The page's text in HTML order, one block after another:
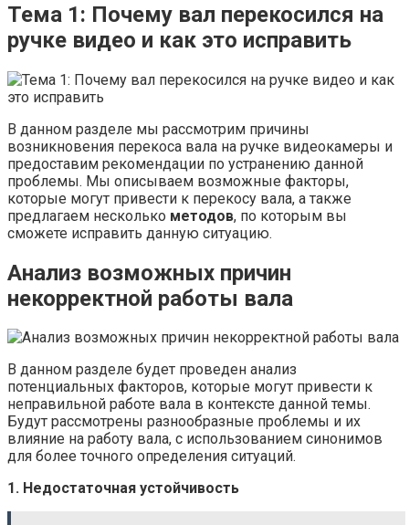
Тема 1: Почему вал перекосился на
ручке видео и как это исправить
В данном разделе мы рассмотрим причины
возникновения перекоса вала на ручке видеокамеры и
предоставим рекомендации по устранению данной
проблемы. Мы описываем возможные факторы,
которые могут привести к перекосу вала, а также
предлагаем несколько методов, по которым вы
сможете исправить данную ситуацию.
Анализ возможных причин
некорректной работы вала
В данном разделе будет проведен анализ
потенциальных факторов, которые могут привести к
неправильной работе вала в контексте данной темы.
Будут рассмотрены разнообразные проблемы и их
влияние на работу вала, с использованием синонимов
для более точного определения ситуаций.
1. Недостаточная устойчивость